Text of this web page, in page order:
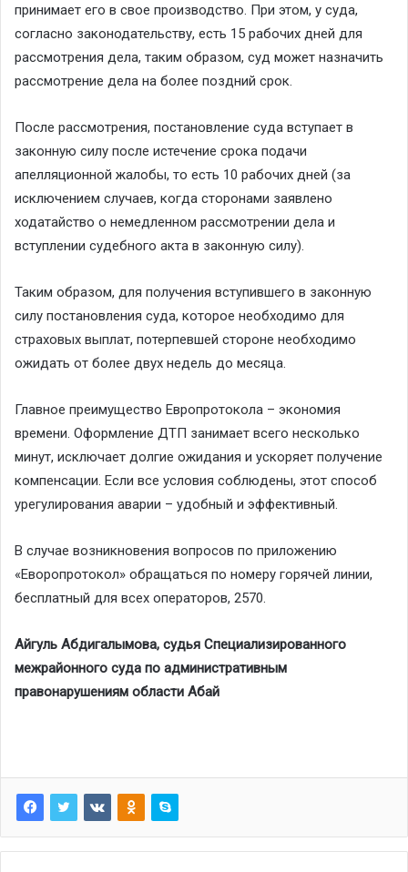
принимает его в свое производство. При этом, у суда,
согласно законодательству, есть 15 рабочих дней для
рассмотрения дела, таким образом, суд может назначить
рассмотрение дела на более поздний срок.
После рассмотрения, постановление суда вступает в
законную силу после истечение срока подачи
апелляционной жалобы, то есть 10 рабочих дней (за
исключением случаев, когда сторонами заявлено
ходатайство о немедленном рассмотрении дела и
вступлении судебного акта в законную силу).
Таким образом, для получения вступившего в законную
силу постановления суда, которое необходимо для
страховых выплат, потерпевшей стороне необходимо
ожидать от более двух недель до месяца.
Главное преимущество Европротокола – экономия
времени. Оформление ДТП занимает всего несколько
минут, исключает долгие ожидания и ускоряет получение
компенсации. Если все условия соблюдены, этот способ
урегулирования аварии – удобный и эффективный.
В случае возникновения вопросов по приложению
«Еворопротокол» обращаться по номеру горячей линии,
бесплатный для всех операторов, 2570.
Айгуль Абдигалымова, судья Специализированного
межрайонного суда по административным
правонарушениям области Абай